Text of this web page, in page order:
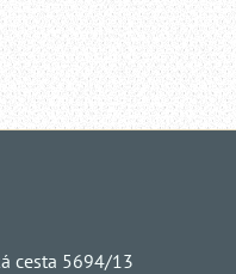
cesta 5694/13